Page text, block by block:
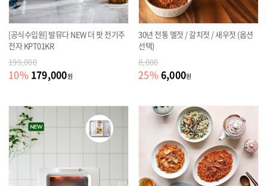
[공식수입원] 발뮤다 NEW 더 팟 전기주
전자 KPT01KR
199,000
10% 179,000원
30년 전통 멜젓 / 갈치젓 / 새우젓 (옵션
선택)
8,000
25% 6,000원